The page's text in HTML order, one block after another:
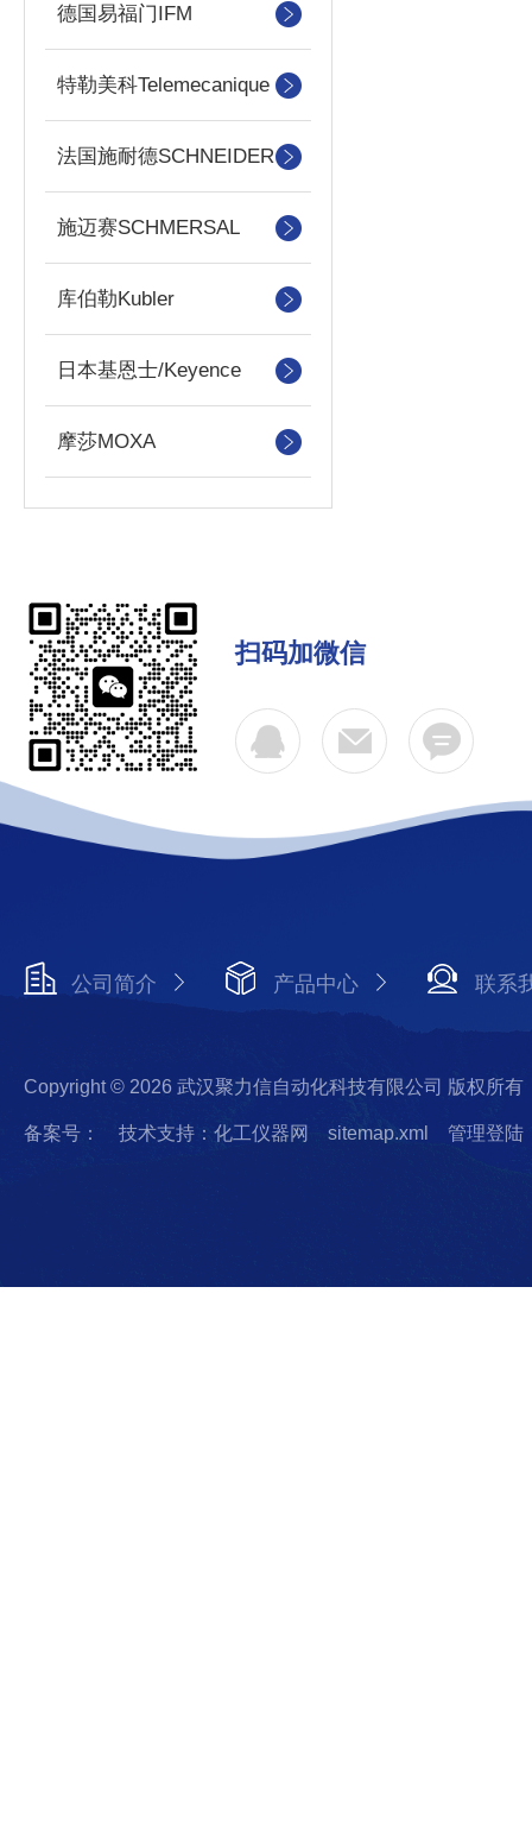
德国易福门IFM
特勒美科Telemecanique
法国施耐德SCHNEIDER
施迈赛SCHMERSAL
库伯勒Kubler
日本基恩士/Keyence
摩莎MOXA
扫码加微信
公司简介 产品中心 联系
Copyright © 2026 武汉聚力信自动化科技有限公司 版权所有
备案号： 技术支持：化工仪器网 sitemap.xml 管理登陆